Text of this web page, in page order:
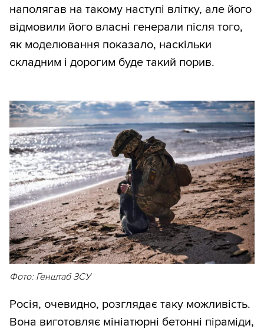
наполягав на такому наступі влітку, але його
відмовили його власні генерали після того,
як моделювання показало, наскільки
складним і дорогим буде такий порив.
Фото: Генштаб ЗСУ
Росія, очевидно, розглядає таку можливість.
Вона виготовляє мініатюрні бетонні піраміди,